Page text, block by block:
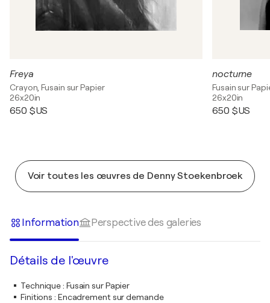
Freya
Crayon, Fusain sur Papier
26x20in
650 $US
nocturne
Fusain sur
26x20in
650 $US
Voir toutes les œuvres de Denny Stoekenbroek
Information Perspective des galeries
Détails de l'œuvre
Technique: Fusain sur Papier
Finitions : Encadrement sur demande